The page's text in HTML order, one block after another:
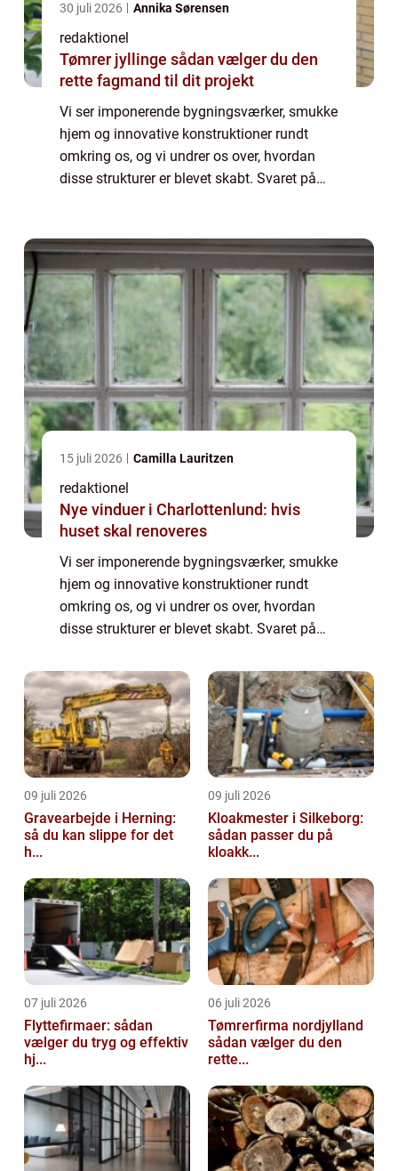
30 juli 2026 Annika Sørensen
redaktionel
Tømrer jyllinge sådan vælger du den
rette fagmand til dit projekt
Vi ser imponerende bygningsværker, smukke
hjem og innovative konstruktioner rundt
omkring os, og vi undrer os over, hvordan
disse strukturer er blevet skabt. Svaret på
15 juli 2026 Camilla Lauritzen
redaktionel
Nye vinduer i Charlottenlund: hvis
huset skal renoveres
Vi ser imponerende bygningsværker, smukke
hjem og innovative konstruktioner rundt
omkring os, og vi undrer os over, hvordan
disse strukturer er blevet skabt. Svaret på
individ med en unik kombination af kreat...
09 juli 2026
Gravearbejde i Herning:
så du kan slippe for det
h...
09 juli 2026
Kloakmester i Silkeborg:
sådan passer du på
kloakk...
07 juli 2026
Flyttefirmaer: sådan
vælger du tryg og effektiv
hj...
06 juli 2026
Tømrerfirma nordjylland
sådan vælger du den
rette...